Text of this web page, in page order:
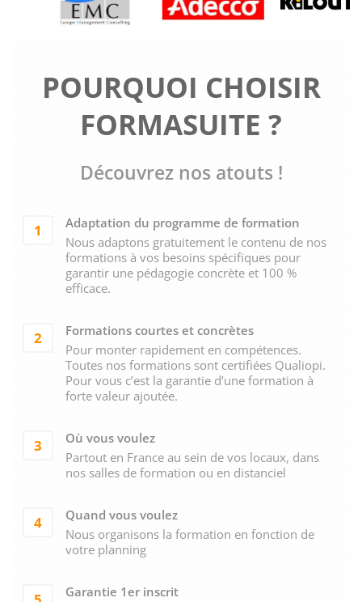
POURQUOI CHOISIR
FORMASUITE ?
Découvrez nos atouts !
1
Adaptation du programme de formation
Nous adaptons gratuitement le contenu de nos
formations à vos besoins spécifiques pour
garantir une pédagogie concrète et 100 %
efficace.
2
Formations courtes et concrètes
Pour monter rapidement en compétences.
Toutes nos formations sont certifiées Qualiopi.
Pour vous c’est la garantie d’une formation à
forte valeur ajoutée.
3
Où vous voulez
Partout en France au sein de vos locaux, dans
nos salles de formation ou en distanciel
4
Quand vous voulez
Nous organisons la formation en fonction de
votre planning
Garantie 1er inscrit